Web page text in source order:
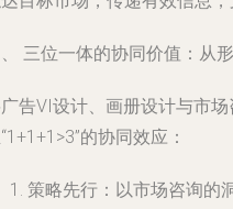
三位一体的协同价值：从
告VI设计、画册设计与市
的协同效应：
策略先行 ：以市场咨询的